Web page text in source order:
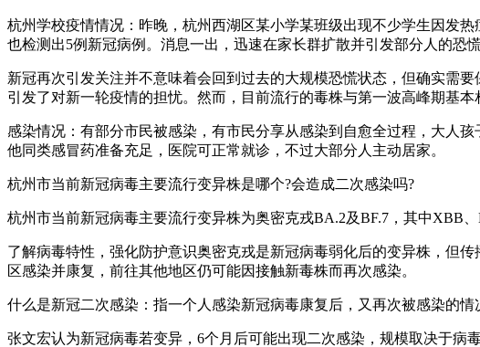
杭州学校疫情情况：昨晚，杭州西湖区某小学某班级出现不少学生因发
也检测出5例新冠病例。消息一出，迅速在家长群扩散并引发部分人的恐慌
新冠再次引发关注并不意味着会回到过去的大规模恐慌状态，但确实需
引发了对新一轮疫情的担忧。然而，目前流行的毒株与第一波高峰期基本
感染情况：有部分市民被感染，有市民分享从感染到自愈全过程，大人
他同类感冒药准备充足，医院可正常就诊，不过大部分人主动居家。
杭州市当前新冠病毒主要流行变异株是哪个?会造成二次感染吗?
杭州市当前新冠病毒主要流行变异株为奥密克戎BA.2及BF.7，其中XBB
了解病毒特性，强化防护意识奥密克戎是新冠病毒弱化后的变异株，但
区感染并康复，前往其他地区仍可能因接触新毒株而再次感染。
什么是新冠二次感染：指一个人感染新冠病毒康复后，又再次被感染的
张文宏认为新冠病毒若变异，6个月后可能出现二次感染，规模取决于